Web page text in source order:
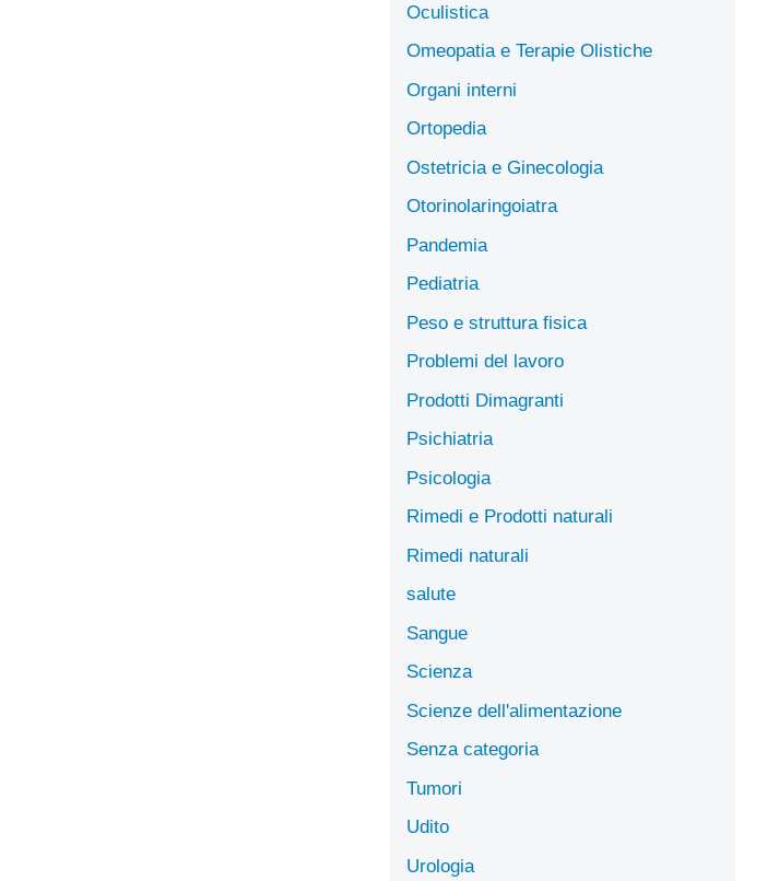
Oculistica
Omeopatia e Terapie Olistiche
Organi interni
Ortopedia
Ostetricia e Ginecologia
Otorinolaringoiatra
Pandemia
Pediatria
Peso e struttura fisica
Problemi del lavoro
Prodotti Dimagranti
Psichiatria
Psicologia
Rimedi e Prodotti naturali
Rimedi naturali
salute
Sangue
Scienza
Scienze dell'alimentazione
Senza categoria
Tumori
Udito
Urologia